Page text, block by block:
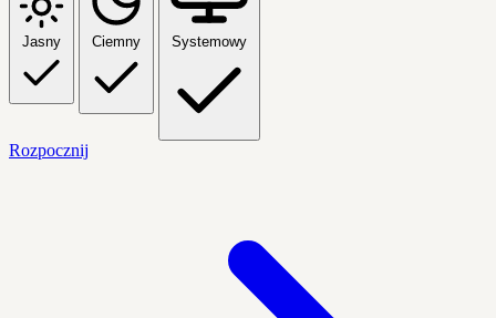
Jasny Ciemny Systemowy
Rozpocznij